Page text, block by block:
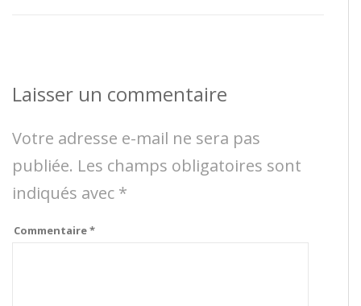
Laisser un commentaire
Votre adresse e-mail ne sera pas
publiée. Les champs obligatoires sont
indiqués avec *
Commentaire*